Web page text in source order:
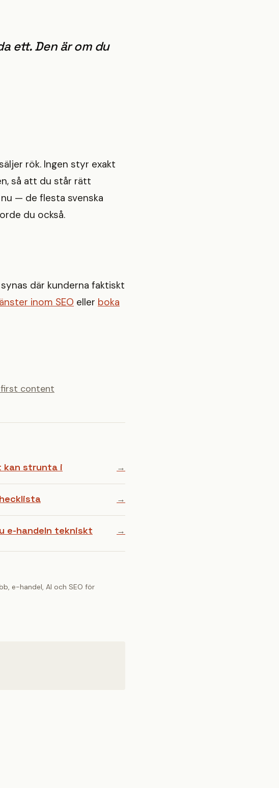
ett. Den är om du
rök. Ingen styr exakt
så att du står rätt
— de flesta svenska
du också.
där kunderna faktiskt
inom SEO eller boka
first content
kan strunta i →
→
e-handeln tekniskt →
e-handel, AI och SEO för